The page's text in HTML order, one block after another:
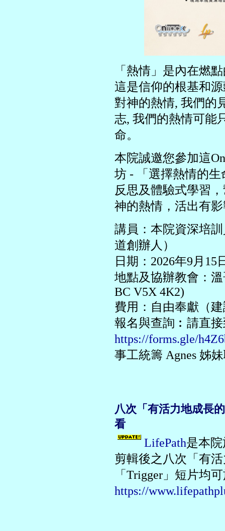
「熱情」是內在燃
這是信仰的根基和
對神的熱情, 我們的
志, 我們的熱情可能
命。
本院誠邀您參加這
坊 - 「選擇熱情的生
反思及體驗式學習
神的熱情，活出有
講員：本院資深培
道創辦人）
日期：2026年9月15
地點及協辦教會：溫
BC V5X 4K2)
費用：自由奉獻（
報名與查詢︰請直接
https://forms.gle/
事工統籌 Agnes 姊
八次「有活力地成長
看
LifePath是本
剪輯後之八次「有
「Trigger」短片均
https://